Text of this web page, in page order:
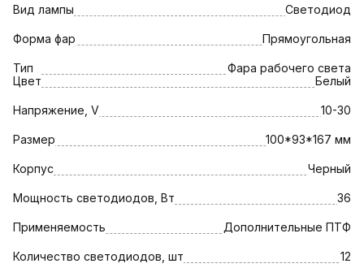
Вид лампы Светодиод
Форма фар Прямоугольная
Тип
Фара рабочего света
Цвет
Белый
Напряжение, V 10-30
Размер 100*93*167 мм
Корпус Черный
Мощность светодиодов, Вт 36
Применяемость Дополнительные ПТФ
Количество светодиодов, шт 12